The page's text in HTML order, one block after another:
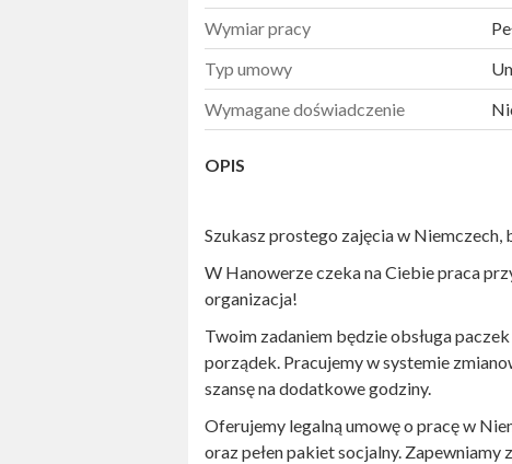
Wymiar pracy
Typ umowy
Wymagane doświadczenie
OPIS
Szukasz prostego zajęcia w Niemczech,
W Hanowerze czeka na Ciebie praca
organizacja!
Twoim zadaniem będzie obsługa
porządek. Pracujemy w systemie
szansę na dodatkowe godziny.
Oferujemy legalną umowę o pracę w
oraz pełen pakiet socjalny.